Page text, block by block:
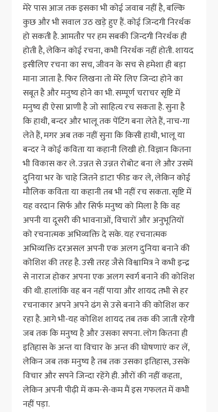
मेरे पास आज तक इसका भी कोई जवाब नहीं है, बल्कि
कुछ और भी सवाल उठ खड़े हुए हैं. कोई जिन्दगी निरर्थक
हो सकती है. आमतौर पर हम सबकी जिन्दगी निरर्थक ही
होती है, लेकिन कोई रचना, कभी निरर्थक नहीं होती. शायद
इसीलिए रचना का सच, जीवन के सच से हमेशा ही बड़ा
माना जाता है. फिर लिखना तो मेरे लिए जिन्दा होने का
सबूत है और मनुष्य होने का भी. सम्पूर्ण चराचर सृष्टि में
मनुष्य ही ऐसा प्राणी है जो साहित्य रच सकता है. सुना है
कि हाथी, बन्दर और भालू तक पेंटिंग बना लेते हैं, नाच-गा
लेते हैं, मगर अब तक नहीं सुना कि किसी हाथी, भालू या
बन्दर ने कोई कविता या कहानी लिखी हो. विज्ञान कितना
भी विकास कर ले. उन्नत से उन्नत रोबोट बना ले और उसमें
दुनिया भर के चाहे जितने डाटा फीड कर ले, लेकिन कोई
मौलिक कविता या कहानी तब भी नहीं रच सकता. सृष्टि में
यह वरदान सिर्फ और सिर्फ मनुष्य को मिला है कि वह
अपनी या दूसरी की भावनाओं, विचारों और अनुभूतियों
को रचनात्मक अभिव्यक्ति दे सके. यह रचनात्मक
अभिव्यक्ति दरअसल अपनी एक अलग दुनिया बनाने की
कोशिश की तरह है. उसी तरह जैसे विश्वामित्र ने कभी इन्द्र
से नाराज होकर अपना एक अलग स्वर्ग बनाने की कोशिश
की थी. हालांकि वह बन नहीं पाया और शायद तभी से हर
रचनाकार अपने अपने ढंग से उसे बनाने की कोशिश कर
रहा है. आगे भी-यह कोशिश शायद तब तक की जाती रहेगी
जब तक कि मनुष्य है और उसका सपना. लोग कितना ही
इतिहास के अन्त या विचार के अन्त की घोषणाएं कर लें,
लेकिन जब तक मनुष्य है तब तक उसका इतिहास, उसके
विचार और सपने जिन्दा रहेंगे ही. औरों की नहीं कहता,
लेकिन अपनी पीढ़ी में कम-से-कम मैं इस गफलत में कभी
नहीं पड़ा.